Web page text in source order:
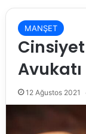
MANŞET
12 Ağustos 2021